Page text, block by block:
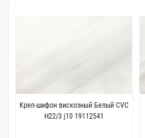
Креп-шифон вискозный Белый CVC
H22/3 j10 19112541